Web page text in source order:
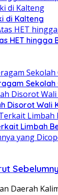
di Kalteng
HET hingga
Sekolah
Disorot Wali
Limbah
Daerah